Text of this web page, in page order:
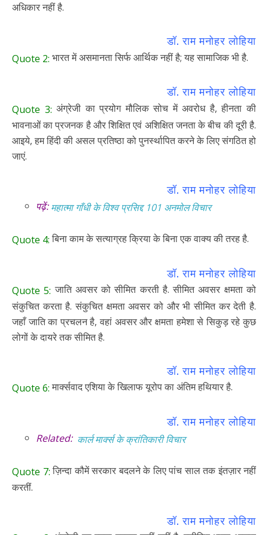
अधिकार नहीं है.
डॉ. राम मनोहर लोहिया
Quote 2: भारत में असमानता सिर्फ आर्थिक नहीं है; यह सामाजिक भी है.
डॉ. राम मनोहर लोहिया
Quote 3: अंग्रेजी का प्रयोग मौलिक सोच में अवरोध है, हीनता की
भावनाओं का प्रजनक है और शिक्षित एवं अशिक्षित जनता के बीच की दूरी है.
आइये, हम हिंदी की असल प्रतिष्ठा को पुनर्स्थापित करने के लिए संगठित हो
जाएं.
डॉ. राम मनोहर लोहिया
पढ़ें:महात्मा गाँधी के विश्व प्रसिद्द 101 अनमोल विचार
Quote 4:बिना काम के सत्याग्रह क्रिया के बिना एक वाक्य की तरह है.
डॉ. राम मनोहर लोहिया
Quote 5: जाति अवसर को सीमित करती है. सीमित अवसर क्षमता को
संकुचित करता है. संकुचित क्षमता अवसर को और भी सीमित कर देती है.
जहाँ जाति का प्रचलन है, वहां अवसर और क्षमता हमेशा से सिकुड़ रहे कुछ
लोगों के दायरे तक सीमित है.
डॉ. राम मनोहर लोहिया
Quote 6:मार्क्सवाद एशिया के खिलाफ यूरोप का अंतिम हथियार है.
डॉ. राम मनोहर लोहिया
Related: कार्ल मार्क्स के क्रांतिकारी विचार
Quote 7:ज़िन्दा कौमें सरकार बदलने के लिए पांच साल तक इंतज़ार नहीं
करतीं.
डॉ. राम मनोहर लोहिया